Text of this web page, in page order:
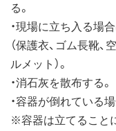
る。
・現場に立ち入る場
（保護衣、ゴム長靴、
ルメット）。
・消石灰を散布する。
・容器が倒れている
※容器は立てること